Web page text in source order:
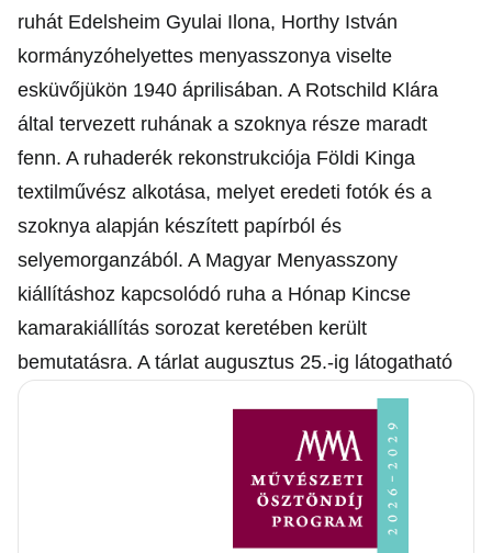
ruhát Edelsheim Gyulai Ilona, Horthy István
kormányzóhelyettes menyasszonya viselte
esküvőjükön 1940 áprilisában. A Rotschild Klára
által tervezett ruhának a szoknya része maradt
fenn. A ruhaderék rekonstrukciója Földi Kinga
textilművész alkotása, melyet eredeti fotók és a
szoknya alapján készített papírból és
selyemorganzából. A Magyar Menyasszony
kiállításhoz kapcsolódó ruha a Hónap Kincse
kamarakiállítás sorozat keretében került
bemutatásra. A tárlat augusztus 25.-ig látogatható